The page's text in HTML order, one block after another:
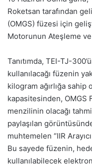
Roketsan tarafından
(OMGS) füzesi için
Motorunun Ateşleme
Tanıtımda, TEI-TJ-
kullanılacağı füzenin
kilogram ağırlığa sahip
kapasitesinden, OMGS
menzilinin olacağı
paylaşılan
muhtemelen “IIR
Bu sayede füzenin,
kullanılabilecek